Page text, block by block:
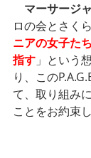
マーサージ
ロの会とさく
ニアの女子た
指す 」という
り、この
て、取り組み
ことをお約束